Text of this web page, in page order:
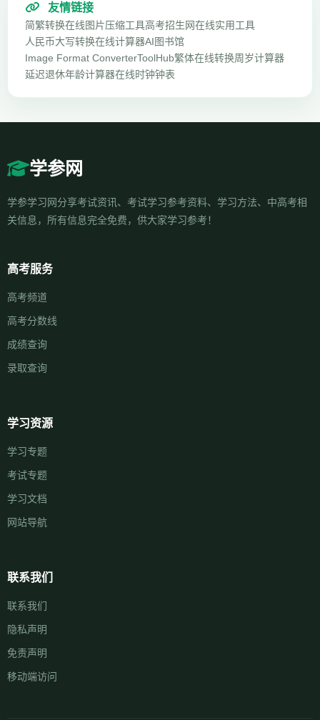
友情链接
简繁转换在线图片压缩工具高考招生网在线实用工具
人民币大写转换在线计算器AI图书馆
Image Format ConverterToolHub繁体在线转换周岁计算器
延迟退休年龄计算器在线时钟钟表
学参网
学参学习网分享考试资讯、考试学习参考资料、学习方法、中高考相
关信息，所有信息完全免费，供大家学习参考！
高考服务
高考频道
高考分数线
成绩查询
录取查询
学习资源
学习专题
考试专题
学习文档
网站导航
联系我们
联系我们
隐私声明
免责声明
移动端访问